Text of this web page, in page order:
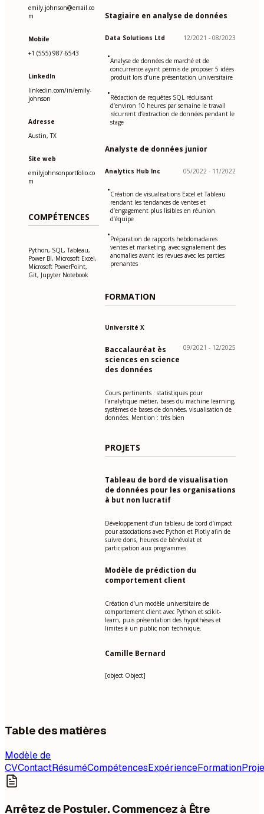
emily.johnson@email.co
m
Mobile
+1 (555) 987-6543
LinkedIn
linkedin.com/in/emily-
johnson
Adresse
Austin, TX
Site web
emilyjohnsonportfolio.co
m
COMPÉTENCES
Python, SQL, Tableau,
Power BI, Microsoft Excel,
Microsoft PowerPoint,
Git, Jupyter Notebook
Stagiaire en analyse de données
Data Solutions Ltd 12/2021 - 08/2023
•Analyse de données de marché et de
concurrence ayant permis de proposer 5 idées
produit lors d’une présentation universitaire
•Rédaction de requêtes SQL réduisant
d’environ 10 heures par semaine le travail
récurrent d’extraction de données pendant le
stage
Analyste de données junior
Analytics Hub Inc 05/2022 - 11/2022
•Création de visualisations Excel et Tableau
rendant les tendances de ventes et
d’engagement plus lisibles en réunion
d’équipe
•Préparation de rapports hebdomadaires
ventes et marketing, avec signalement des
anomalies avant les revues avec les parties
prenantes
FORMATION
Université X
Baccalauréat ès
sciences en science
des données
09/2021 - 12/2025
Cours pertinents : statistiques pour
l’analytique métier, bases du machine learning,
systèmes de bases de données, visualisation de
données. Mention : très bien
PROJETS
Tableau de bord de visualisation
de données pour les organisations
à but non lucratif
Développement d’un tableau de bord d’impact
pour associations avec Python et Plotly afin de
suivre dons, heures de bénévolat et
participation aux programmes.
Modèle de prédiction du
comportement client
Création d’un modèle universitaire de
comportement client avec Python et scikit-
learn, puis présentation des hypothèses et
limites à un public non technique.
Camille Bernard
[object Object]
Table des matières
Modèle de
CVContactRésuméCompétencesExpérienceFormation
Arrêtez de Postuler. Commencez à Être